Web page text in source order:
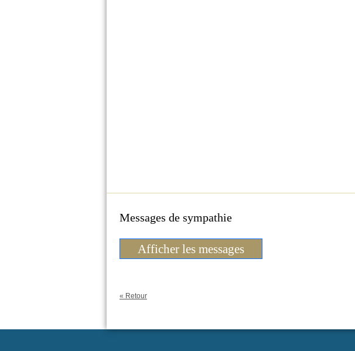
Messages de sympathie
Afficher les messages
« Retour